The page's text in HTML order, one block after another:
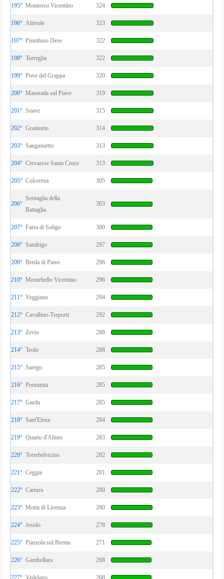
195° Montorso Vicentino 324
196° Altivole 323
197° Piombino Dese 322
198° Torreglia 322
199° Pove del Grappa 320
200° Maserada sul Piave 319
201° Soave 315
202° Grantorto 314
203° Sanguinetto 313
204° Cervarese Santa Croce 313
205° Colceresa 305
206°
Sernaglia della
Battaglia
303
207° Farra di Soligo 300
208° Sandrigo 297
209° Breda di Piave 296
210° Montebello Vicentino 296
211° Veggiano 294
212° Cavallino-Treporti 292
213° Zevio 288
214° Teolo 288
215° Sarego 285
216° Pernumia 285
217° Garda 285
218° Sant'Elena 284
219° Quarto d'Altino 283
220° Torrebelvicino 282
221° Ceggia 281
222° Cartura 280
223° Motta di Livenza 280
224° Jesolo 278
225° Piazzola sul Brenta 271
226° Gambellara 268
227° Vedelago 268